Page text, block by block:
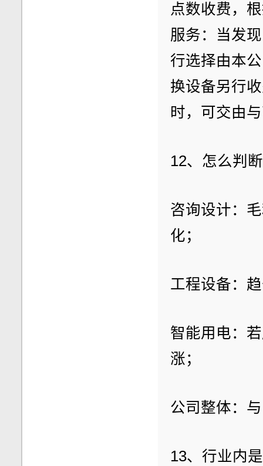
点数收费，
服务：当发
行选择由本
换设备另行
时，可交由
12、怎么判
咨询设计：
化；
工程设备：
智能用电：
涨；
公司整体：
13、行业内